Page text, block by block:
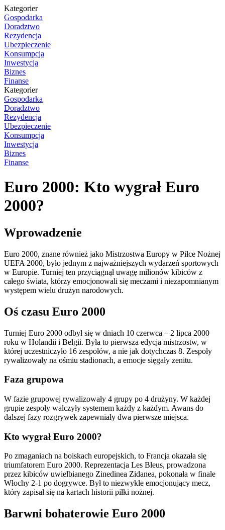
Kategorier
Gospodarka
Doradztwo
Rezydencja
Ubezpieczenie
Konsumpcja
Inwestycja
Biznes
Finanse
Kategorier
Gospodarka
Doradztwo
Rezydencja
Ubezpieczenie
Konsumpcja
Inwestycja
Biznes
Finanse
Euro 2000: Kto wygrał Euro
2000?
Wprowadzenie
Euro 2000, znane również jako Mistrzostwa Europy w Piłce Nożnej
UEFA 2000, było jednym z najważniejszych wydarzeń sportowych
w Europie. Turniej ten przyciągnął uwagę milionów kibiców z
całego świata, którzy emocjonowali się meczami i niezapomnianym
występem wielu drużyn narodowych.
Oś czasu Euro 2000
Turniej Euro 2000 odbył się w dniach 10 czerwca – 2 lipca 2000
roku w Holandii i Belgii. Była to pierwsza edycja mistrzostw, w
której uczestniczyło 16 zespołów, a nie jak dotychczas 8. Zespoły
rywalizowały na ośmiu stadionach, a emocje sięgały zenitu.
Faza grupowa
W fazie grupowej rywalizowały 4 grupy po 4 drużyny. W każdej
grupie zespoły walczyły systemem każdy z każdym. Awans do
dalszej fazy rozgrywek zapewniały dwa pierwsze miejsca.
Kto wygrał Euro 2000?
Po zmaganiach na boiskach europejskich, to Francja okazała się
triumfatorem Euro 2000. Reprezentacja Les Bleus, prowadzona
przez kibiców uwielbianego Zinedinea Zidanea, pokonała w finale
Włochy 2-1 po dogrywce. Był to niezwykle emocjonujący mecz,
który zapisał się na kartach historii piłki nożnej.
Barwni bohaterowie Euro 2000